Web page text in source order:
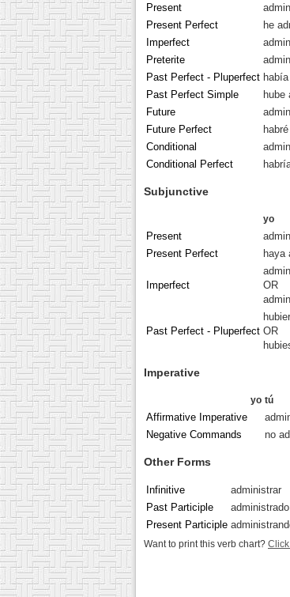
Present
Present Perfect
he
Imperfect
Preterite
Past Perfect - Pluperfect
Past Perfect Simple
hube
Future
Future Perfect
Conditional
Conditional Perfect
Subjunctive
yo
Present
Present Perfect
haya
Imperfect
OR
Past Perfect - Pluperfect OR
Imperative
yo tú
Affirmative Imperative
Negative Commands
no
Other Forms
Infinitive
administrar
Past Participle
administrado
Present Participle
Want to print this verb chart?